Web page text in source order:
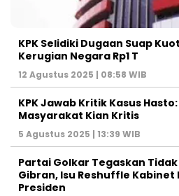
KPK Selidiki Dugaan Suap
Kerugian Negara Rp1 T
12 Agustus 2025 | 08:58 WIB
KPK Jawab Kritik Kasus
Masyarakat Kian Kritis
5 Agustus 2025 | 13:39 WIB
Partai Golkar Tegaskan
Gibran, Isu Reshuffle Kabinet
Presiden